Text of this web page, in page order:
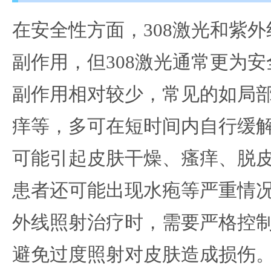
在安全性方面，308激光和紫
副作用，但308激光通常更为
副作用相对较少，常见的如局
痒等，多可在短时间内自行缓
可能引起皮肤干燥、瘙痒、脱
患者还可能出现水疱等严重情
外线照射治疗时，需要严格控
避免过度照射对皮肤造成损伤